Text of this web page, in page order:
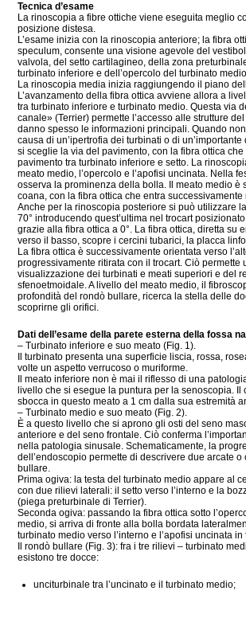
Tecnica d’esame
La rinoscopia a fibre ottiche viene eseguita meglio
posizione distesa.
L’esame inizia con la rinoscopia anteriore; la fibra
speculum, consente una visione agevole del
valvola, del setto cartilagineo, della zona
turbinato inferiore e dell’opercolo del turbinato
La rinoscopia media inizia raggiungendo il piano
L’avanzamento della fibra ottica avviene allora a
tra turbinato inferiore e turbinato medio. Questa via
canale» (Terrier) permette l’accesso alle strutture
danno spesso le informazioni principali. Quando
causa di un’ipertrofia dei turbinati o di
si sceglie la via del pavimento, con la fibra ottica che
pavimento tra turbinato inferiore e setto. La
meato medio, l’opercolo e l’apofisi uncinata. Nella
osserva la prominenza della bolla. Il meato medio è
coana, con la fibra ottica che entra
Anche per la rinoscopia posteriore si può utilizzare
70° introducendo quest’ultima nel trocart
grazie alla fibra ottica a 0°. La fibra ottica, diretta su
verso il basso, scopre i cercini tubarici, la placca
La fibra ottica è successivamente orientata verso
progressivamente ritirata con il trocart. Ciò permette
visualizzazione dei turbinati e meati superiori e del
sfenoetmoidale. A livello del meato medio, il
profondità del rondò bullare, ricerca la stella delle
scoprirne gli orifici.
Dati dell’esame della parete esterna della fossa
– Turbinato inferiore e suo meato (Fig. 1).
Il turbinato presenta una superficie liscia, rossa,
volte un aspetto verrucoso o muriforme.
Il meato inferiore non è mai il riflesso di una
livello che si esegue la puntura per la senoscopia. Il
sbocca in questo meato a 1 cm dalla sua estremità
– Turbinato medio e suo meato (Fig. 2).
È a questo livello che si aprono gli osti del seno
anteriore e del seno frontale. Ciò conferma
nella patologia sinusale. Schematicamente, la
dell’endoscopio permette di descrivere due arcate
bullare.
Prima ogiva: la testa del turbinato medio appare al
con due rilievi laterali: il setto verso l’interno e la
(piega preturbinale di Terrier).
Seconda ogiva: passando la fibra ottica sotto
medio, si arriva di fronte alla bolla bordata
turbinato medio verso l’interno e l’apofisi uncinata in
Il rondò bullare (Fig. 3): fra i tre rilievi – turbinato
esistono tre docce:
unciturbinale tra l’uncinato e il turbinato medio;